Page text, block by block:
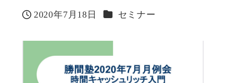
投稿日
2020年7月18日 カテゴリー
セミナー